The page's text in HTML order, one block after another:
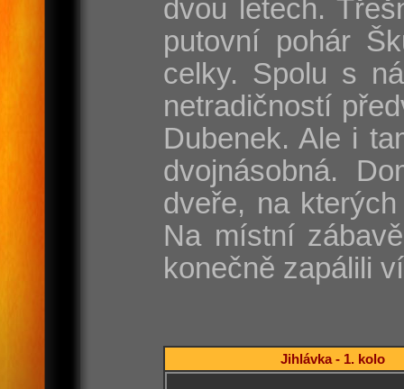
dvou letech.
putovní pohár
celky. Spolu s
netradičností
Dubenek. Ale i
dvojnásobná.
dveře, na
Na místní
konečně zapálili
Jihlávka - 1. kolo